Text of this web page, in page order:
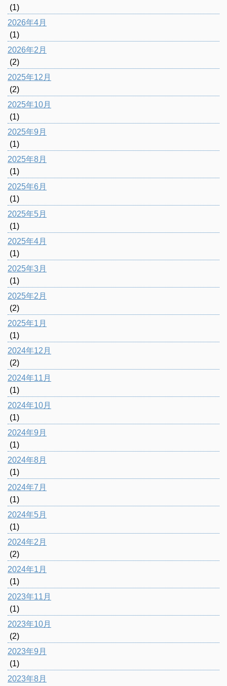
(1)
2026年4月
(1)
2026年2月
(2)
2025年12月
(2)
2025年10月
(1)
2025年9月
(1)
2025年8月
(1)
2025年6月
(1)
2025年5月
(1)
2025年4月
(1)
2025年3月
(1)
2025年2月
(2)
2025年1月
(1)
2024年12月
(2)
2024年11月
(1)
2024年10月
(1)
2024年9月
(1)
2024年8月
(1)
2024年7月
(1)
2024年5月
(1)
2024年2月
(2)
2024年1月
(1)
2023年11月
(1)
2023年10月
(2)
2023年9月
(1)
2023年8月